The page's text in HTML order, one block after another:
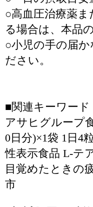
○高血圧治療薬
る場合は、本品
○小児の手の届
ださい。
■関連キーワード
アサヒグループ
0日分)×1袋 1日4
性表示食品 L-テ
目覚めたときの
市